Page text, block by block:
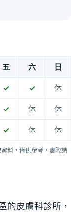
五 六 日
✓ ✓ 休
✓ 休 休
✓ 休 休
料，僅供參考，實際請
的皮膚科診所，